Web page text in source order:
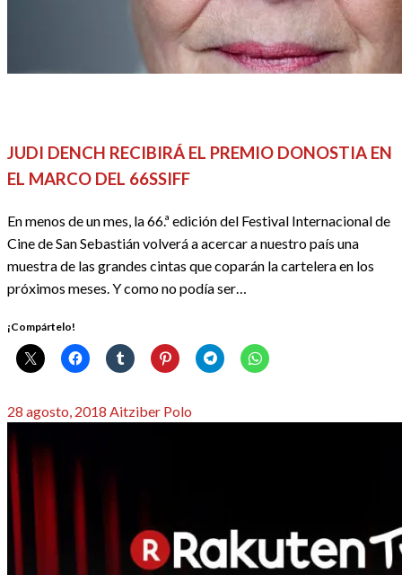
JUDI DENCH RECIBIRÁ EL PREMIO DONOSTIA EN
EL MARCO DEL 66SSIFF
En menos de un mes, la 66.ª edición del Festival Internacional de
Cine de San Sebastián volverá a acercar a nuestro país una
muestra de las grandes cintas que coparán la cartelera en los
próximos meses. Y como no podía ser…
¡Compártelo!
Publicado
el
28 agosto, 2018 Aitziber Polo